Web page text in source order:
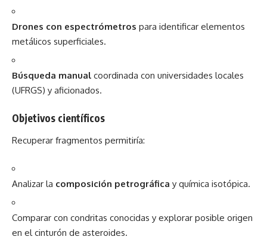
Drones con espectrómetros para identificar elementos
metálicos superficiales.
Búsqueda manual coordinada con universidades locales
(UFRGS) y aficionados.
Objetivos científicos
Recuperar fragmentos permitiría:
Analizar la composición petrográfica y química isotópica.
Comparar con condritas conocidas y explorar posible origen
en el cinturón de asteroides.